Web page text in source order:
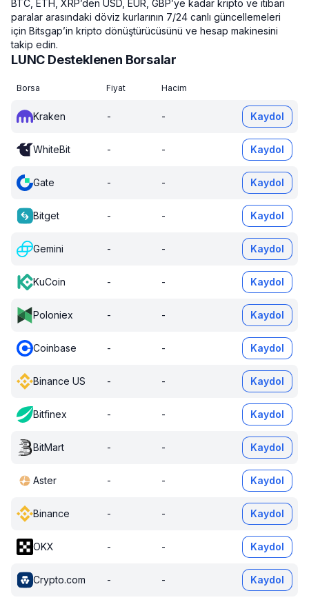
BTC, ETH, XRP’den USD, EUR, GBP’ye kadar kripto ve itibari
paralar arasındaki döviz kurlarının 7/24 canlı güncellemeleri
için Bitsgap’in kripto dönüştürücüsünü ve hesap makinesini
takip edin.
LUNC Desteklenen Borsalar
Borsa Fiyat Hacim
Kraken - - Kaydol
WhiteBit - - Kaydol
Gate - - Kaydol
Bitget - - Kaydol
Gemini - - Kaydol
KuCoin - - Kaydol
Poloniex - - Kaydol
Coinbase - - Kaydol
Binance US - - Kaydol
Bitfinex - - Kaydol
BitMart - - Kaydol
Aster - - Kaydol
Binance - - Kaydol
OKX - - Kaydol
Crypto.com - - Kaydol